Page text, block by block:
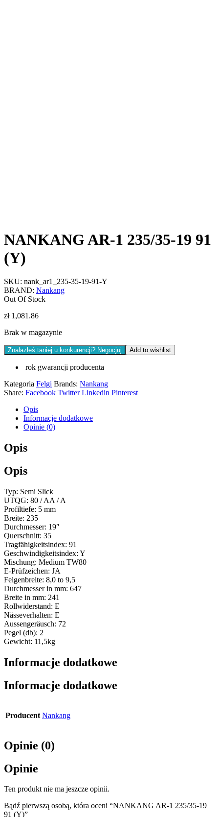
NANKANG AR-1 235/35-19 91
(Y)
SKU: nank_ar1_235-35-19-91-Y
BRAND: Nankang
Out Of Stock
zł1,081.86
Brak w magazynie
Znalazłeś taniej u konkurencji? Negocjuj Add to wishlist
rok gwarancji producenta
Kategoria Felgi Brands: Nankang
Share: Facebook Twitter Linkedin Pinterest
Opis
Informacje dodatkowe
Opinie (0)
Opis
Opis
Typ: Semi Slick
UTQG: 80 / AA / A
Profiltiefe: 5 mm
Breite: 235
Durchmesser: 19″
Querschnitt: 35
Tragfähigkeitsindex: 91
Geschwindigkeitsindex: Y
Mischung: Medium TW80
E-Prüfzeichen: JA
Felgenbreite: 8,0 to 9,5
Durchmesser in mm: 647
Breite in mm: 241
Rollwiderstand: E
Nässeverhalten: E
Aussengeräusch: 72
Pegel (db): 2
Gewicht: 11,5kg
Informacje dodatkowe
Informacje dodatkowe
Producent Nankang
Opinie (0)
Opinie
Ten produkt nie ma jeszcze opinii.
Bądź pierwszą osobą, która oceni “NANKANG AR-1 235/35-19
91 (Y)”